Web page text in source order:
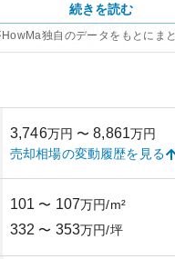
ザインで、周囲の調和を保
じさせます。周辺環境にはス
や通学に便利な立地が資産
も考慮に入れることが重要
にあることから、グローバル
件と言えるでしょう。
続きを読む
独自のデータをもとにま
3,746万円 〜 8,861万円
売却相場の変動履歴を見る
101 〜 107万円/m²
332 〜 353万円/坪